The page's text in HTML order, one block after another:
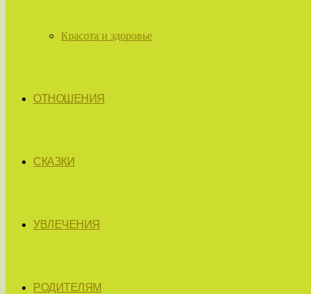
Красота и здоровье
ОТНОШЕНИЯ
СКАЗКИ
УВЛЕЧЕНИЯ
РОДИТЕЛЯМ